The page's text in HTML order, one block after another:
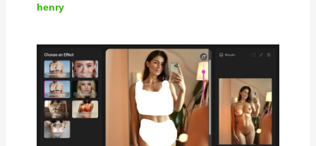
henry